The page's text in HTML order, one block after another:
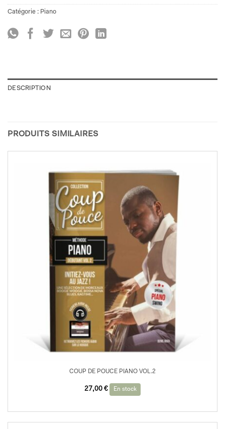
Catégorie : Piano
DESCRIPTION
PRODUITS SIMILAIRES
COUP DE POUCE PIANO VOL.2
27,00 € En stock